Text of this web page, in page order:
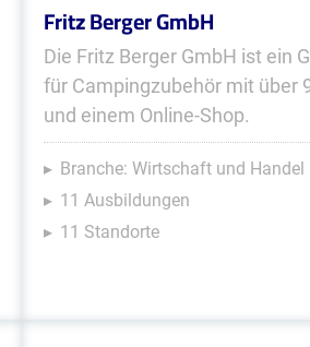
Fritz Berger GmbH
Die Fritz Berger GmbH ist ein
für Campingzubehör mit über
und einem Online-Shop.
Branche: Wirtschaft und Handel
11 Ausbildungen
11 Standorte